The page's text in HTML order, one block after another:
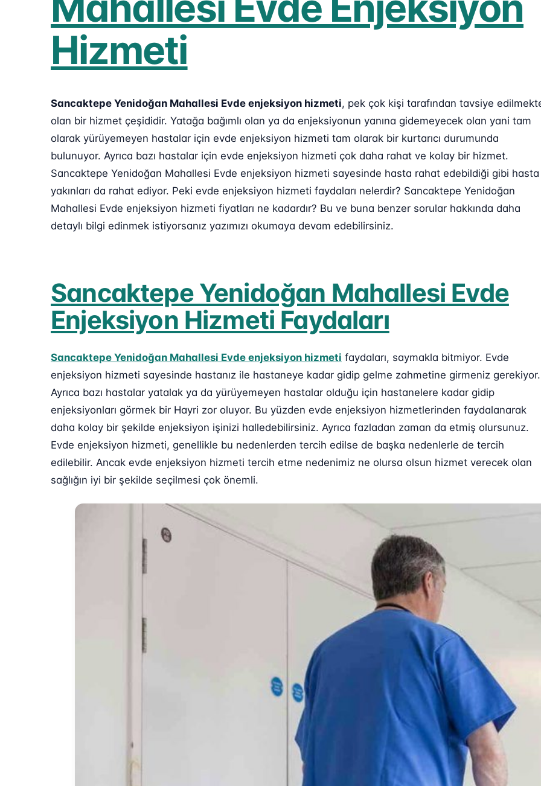
Hizmeti
Sancaktepe Yenidoğan Mahallesi Evde enjeksiyon hizmeti, pek çok kişi tarafından tavsiye
olan bir hizmet çeşididir. Yatağa bağımlı olan ya da enjeksiyonun yanına gidemeyecek olan yani tam
olarak yürüyemeyen hastalar için evde enjeksiyon hizmeti tam olarak bir kurtarıcı durumunda
bulunuyor. Ayrıca bazı hastalar için evde enjeksiyon hizmeti çok daha rahat ve kolay bir hizmet.
Sancaktepe Yenidoğan Mahallesi Evde enjeksiyon hizmeti sayesinde hasta rahat edebildiği gibi hasta
yakınları da rahat ediyor. Peki evde enjeksiyon hizmeti faydaları nelerdir? Sancaktepe Yenidoğan
Mahallesi Evde enjeksiyon hizmeti fiyatları ne kadardır? Bu ve buna benzer sorular hakkında daha
detaylı bilgi edinmek istiyorsanız yazımızı okumaya devam edebilirsiniz.
Sancaktepe Yenidoğan Mahallesi Evde
Enjeksiyon Hizmeti Faydaları
Sancaktepe Yenidoğan Mahallesi Evde enjeksiyon hizmeti faydaları, saymakla bitmiyor. Evde
enjeksiyon hizmeti sayesinde hastanız ile hastaneye kadar gidip gelme zahmetine girmeniz gerekiyor.
Ayrıca bazı hastalar yatalak ya da yürüyemeyen hastalar olduğu için hastanelere kadar gidip
enjeksiyonları görmek bir Hayri zor oluyor. Bu yüzden evde enjeksiyon hizmetlerinden faydalanarak
daha kolay bir şekilde enjeksiyon işinizi halledebilirsiniz. Ayrıca fazladan zaman da etmiş olursunuz.
Evde enjeksiyon hizmeti, genellikle bu nedenlerden tercih edilse de başka nedenlerle de tercih
edilebilir. Ancak evde enjeksiyon hizmeti tercih etme nedenimiz ne olursa olsun hizmet verecek olan
sağlığın iyi bir şekilde seçilmesi çok önemli.